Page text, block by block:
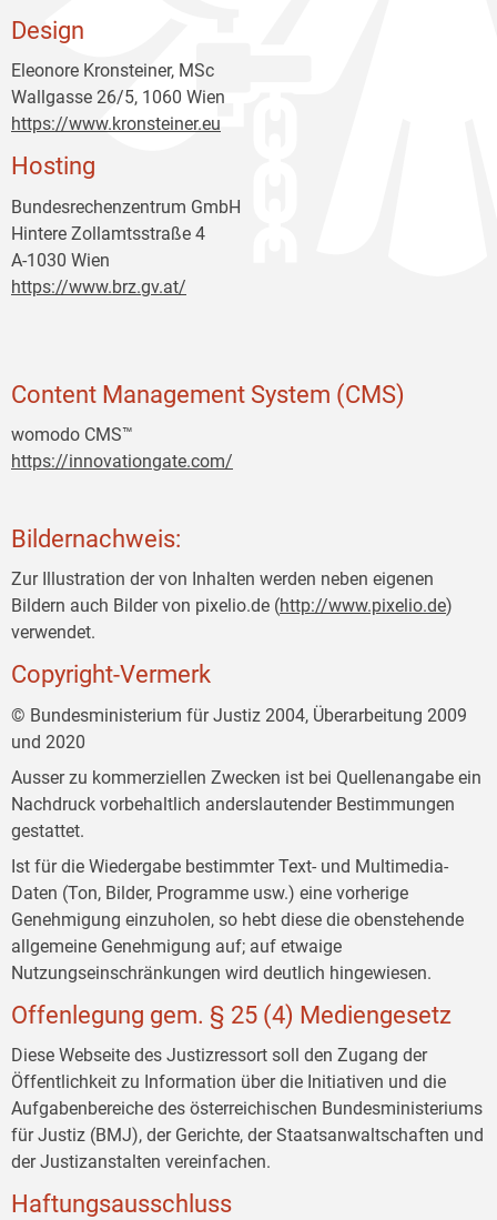
Design
Eleonore Kronsteiner, MSc
Wallgasse 26/5, 1060 Wien
https://www.kronsteiner.eu
Hosting
Bundesrechenzentrum GmbH
Hintere Zollamtsstraße 4
A-1030 Wien
https://www.brz.gv.at/
Content Management System (CMS)
womodo CMS™
https://innovationgate.com/
Bildernachweis:
Zur Illustration der von Inhalten werden neben eigenen
Bildern auch Bilder von pixelio.de (http://www.pixelio.de)
verwendet.
Copyright-Vermerk
© Bundesministerium für Justiz 2004, Überarbeitung 2009
und 2020
Ausser zu kommerziellen Zwecken ist bei Quellenangabe ein
Nachdruck vorbehaltlich anderslautender Bestimmungen
gestattet.
Ist für die Wiedergabe bestimmter Text- und Multimedia-
Daten (Ton, Bilder, Programme usw.) eine vorherige
Genehmigung einzuholen, so hebt diese die obenstehende
allgemeine Genehmigung auf; auf etwaige
Nutzungseinschränkungen wird deutlich hingewiesen.
Offenlegung gem. § 25 (4) Mediengesetz
Diese Webseite des Justizressort soll den Zugang der
Öffentlichkeit zu Information über die Initiativen und die
Aufgabenbereiche des österreichischen Bundesministeriums
für Justiz (BMJ), der Gerichte, der Staatsanwaltschaften und
der Justizanstalten vereinfachen.
Haftungsausschluss